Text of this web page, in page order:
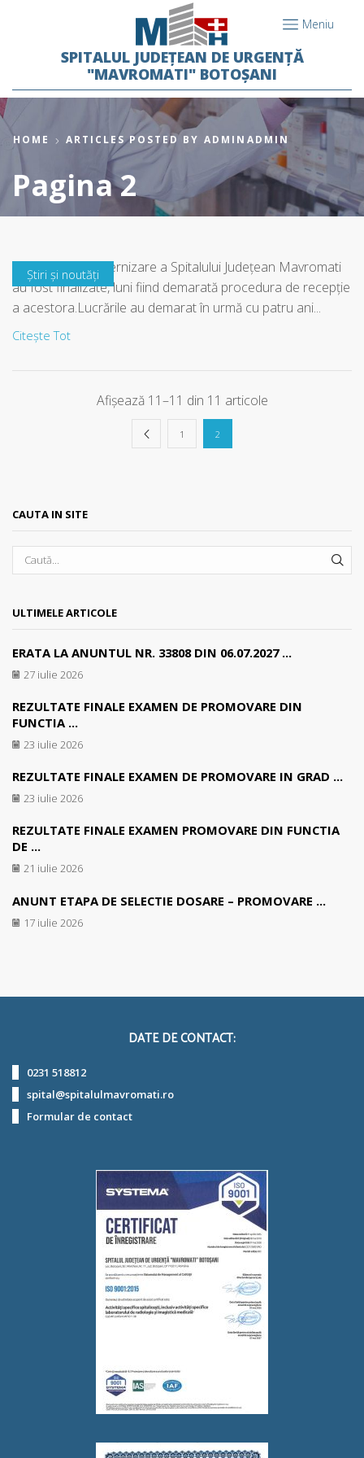
Meniu
SPITALUL JUDEȚEAN DE URGENȚĂ
"MAVROMATI" BOTOȘANI
HOME ARTICLES POSTED BY ADMIN ADMIN
Pagina 2
Știri și noutăți
Lucrările de modernizare a Spitalului Judeţean Mavromati
au fost finalizate, luni fiind demarată procedura de recepţie
a acestora.Lucrările au demarat în urmă cu patru ani...
Citește Tot
Afișează 11–11 din 11 articole
1 2
CAUTA IN SITE
ULTIMELE ARTICOLE
ERATA LA ANUNTUL NR. 33808 DIN 06.07.2027 ...
27 iulie 2026
REZULTATE FINALE EXAMEN DE PROMOVARE DIN
FUNCTIA ...
23 iulie 2026
REZULTATE FINALE EXAMEN DE PROMOVARE IN GRAD ...
23 iulie 2026
REZULTATE FINALE EXAMEN PROMOVARE DIN FUNCTIA
DE ...
21 iulie 2026
ANUNT ETAPA DE SELECTIE DOSARE – PROMOVARE ...
17 iulie 2026
DATE DE CONTACT:
0231 518812
spital@spitalulmavromati.ro
Formular de contact